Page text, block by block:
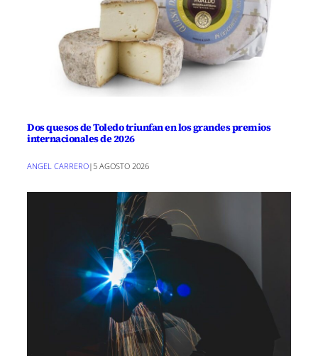
Dos quesos de Toledo triunfan en los grandes premios
internacionales de 2026
ANGEL CARRERO| 5 AGOSTO 2026